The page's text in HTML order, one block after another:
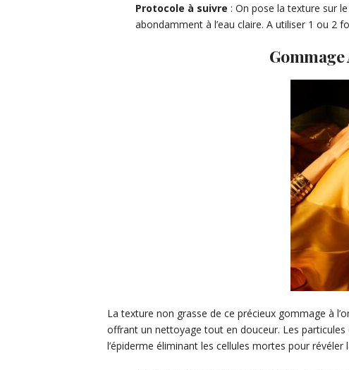
Protocole à suivre : On pose la texture sur
abondamment à l’eau claire. A utiliser 1 ou 2
Gommage
La texture non grasse de ce précieux gommage à
offrant un nettoyage tout en douceur. Les
l’épiderme éliminant les cellules mortes pour révéler